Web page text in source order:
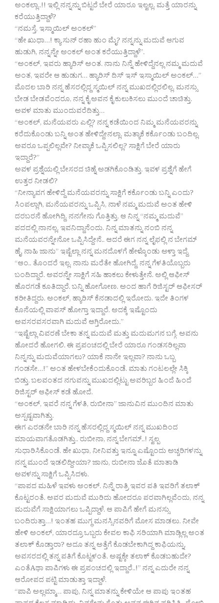
ಅಂಕಲ್ಲಾ..!! ಇಲ್ಲಿ ನನ್ನನ್ನು ಬಿಟ್ಟರೆ ಬೇರೆ ಯಾರೂ ಇಲ್ವಲ್ಲ. ಮತ್ತೆ ಯಾರನ್ನು
ಕರೆಯುತ್ತಿದ್ದಾಳೆ?
“ನಮಸ್ತೆ, ಇಸ್ಮಾಯಿಲ್ ಅಂಕಲ್”
“ಹೇ ಖುಧಾ…! ಕ್ಯಾ ಸುನ್ ರಹಾ ಹುಂ ಮೈ? ನನ್ನನ್ನು ಮದುವೆ ಆಗುವ
ಹುಡುಗಿ, ನನ್ನನ್ನೇ ಅಂಕಲ್ ಅಂತ ಕರೆಯುತ್ತಿದ್ದಾಳೆ”.
“ಅಂಕಲ್, ಇವರು ಹ್ಯಾರಿಸ್ ಅಂತ. ನಾನು ನಿನ್ನೆ ಹೇಳಿದ್ದೆನಲ್ಲ ನಮ್ಮ ಮದುವೆ
ಅಂತ, ಇವರೇ ಆ ಹುಡುಗ… ಹ್ಯಾರಿಸ್ ದಿಸ್ ಇಸ್ ಇಸ್ಮಾಯಿಲ್ ಅಂಕಲ್…”
ಮೊದಲ ಬಾರಿ ನನ್ನ ಹೆಸರಲ್ಲಿದ್ದ ಸ್ಮಯಿಲ್ ನನ್ನ ಮುಖದಲ್ಲಿರಲಿಲ್ಲ. ಮನಸ್ಸು
ಬೇಡ ಬೇಡವೆಂದರೂ, ನನ್ನ ಕೈ ಅವನ ಕೈ ಕುಲುಕಿಸಲು ಮುಂದೆ ಚಾಚಿತ್ತು.
ಅವಳ ಮಾತು ಮುಂದುವರೆದಿತ್ತು…
“ಅಂಕಲ್, ಮನೆಯವರು ಎಲ್ಲಿ? ನನ್ನ ಕಡೆಯಿಂದ ನಿಮ್ಮ ಮನೆಯವರನ್ನು
ಕರೆದುಕೊಂಡು ಬನ್ನಿ ಅಂತ ಹೇಳಿದ್ದೇನಲ್ಲಾ. ಮತ್ಯಾಕೆ ಕರ್ಕೊಂಡು ಬಂದಿಲ್ಲ.
ಅವರೂ ಒಪ್ಪಲಿಲ್ಲವೇ? ನೀವ್ಯಾಕೆ ಒಪ್ಪಿಸಲಿಲ್ಲ? ಸಾಕ್ಷಿಗೆ ಬೇರೆ ಯಾರು
ಇದ್ದಾರೆ?”
ಅವಳ ಪ್ರಶ್ನೆಯಲ್ಲಿ ಬೇಸರದ ಚಿಹ್ನೆ ಅಡಗಿಕೊಂಡಿತ್ತು. ಇವಳ ಪ್ರಶ್ನೆಗೆ ಹೇಗೆ
ಉತ್ತರ ನೀಡಲಿ?
“ನೀನ್ಯಾವಗ ಹೇಳಿದ್ದೆ ಮನೆಯವರನ್ನು ಸಾಕ್ಷಿಗೆ ಕರ್ಕೊಂಡು ಬನ್ನಿ ಎಂದು?
ಸಿಂಪಲ್ಲಾಗಿ, ಮನೆಯವರನ್ನು ಒಪ್ಪಿಸಿ, ನಾಳೆ ನಮ್ಮ ಮದುವೆ ಅಂತ ಹೇಳಿ
ದರಬರನೆ ಹೋಗಿದ್ದಿ. ನನಗೇನು ಗೊತ್ತಿತ್ತು, ಆ ನಿನ್ನ “ನಮ್ಮ ಮದುವೆ”
ಪದದಲ್ಲಿ ನಾನಲ್ಲ, ಇವನಿದ್ದಾನೆಂದು. ನಿನ್ನ ಮಾತನ್ನು ನಂಬಿ ನನ್ನ
ಮನೆಯವರನ್ನೇನೋ ಒಪ್ಪಿಸಿದ್ದೇನೆ.. ಆದರೆ ಈಗ ನನ್ನ ಲೈಫಲ್ಲಿ ನ ಬೇಗಮ್
ಹೈ, ನಾಹಿ ಜಾನು” ಇಷ್ಟೆಲ್ಲಾ ನನ್ನ ಮನದೊಳಗೆ ಹೇಳ್ಕೊಂಡು ಅಳ್ತಾ ಇದ್ದೆ.
“ಆಂ.. ತೊಂದರೆ ಇಲ್ಲ. ನಾನು ಮರೆತೇ ಹೋಗಿದ್ದೆ. ನನ್ನ ಗೆಳತಿಯೊಬ್ಬರು
ಬಂದಿದ್ದಾರೆ. ಅವರನ್ನೇ ಸಾಕ್ಷಿಗೆ ಸಹಿ ಹಾಕಲು ಕೇಳುತ್ತೇನೆ. ಅಲ್ಲಿ ಆಫೀಸ್
ಹೊರಗಡೆ ಕೂತಿದ್ದಾರೆ. ಬನ್ನಿ ಹೋಗೋಣ. ಅಂದ ಹಾಗೆ ರಿಜಿಸ್ಟರ್ ಆಫೀಸರ್
ಕರೀತಿದ್ದರು. ಅಂಕಲ್, ಹ್ಯಾರಿಸ್ ಕೆನಡಾದಲ್ಲಿ ಇರೋದು. ಇದೇ ತಿಂಗಳ
ಕೊನೆಯಲ್ಲಿ ವಾಪಸ್ ಹೋಗ್ತಾ ಇದ್ದಾರೆ. ಅದಕ್ಕೆ ಇಷ್ಟೊಂದು
ಅವಸರವಸರವಾಗಿ ಮದುವೆ ಆಗ್ತಿರೋದು.”
“ಇಷ್ಟೆಲ್ಲಾ ವಿವರಣೆ ಬೇಕಾ ತನ್ನ ಮದುವೆ ಮತ್ತು ಮದುಮಗನ ಬಗ್ಗೆ. ಅವನು
ಹೋದರೆ ಹೋಗಲಿ. ಈ ಪ್ರಪಂಚದಲ್ಲಿ ಬೇರೆ ಯಾರೂ ಗಂಡಸರಿಲ್ಲವಾ
ನಿನ್ನನ್ನು ಮದುವೆಯಾಗಲು? ಯಾಕೆ ನಾನೇ ಇಲ್ಲವಾ? ನಾನು ಒಬ್ಬ
ಗಂಡಸೇ…!” ಅಂತ ಹೇಳಬೇಕೆಂದುಕೊಂಡೆ. ಮಾತು ಗಂಟಲಲ್ಲೇ ಸಿಕ್ಕಿ
ಬಿಡ್ತು. ಬಲವಂತದ ನಗುವನ್ನು ಮುಖದಲ್ಲಿಟ್ಟು ಅವರಿಬ್ಬರ ಹಿಂದೆ ಹಿಂದೆ
ರಿಜಿಸ್ಟರ್ ಆಫೀಸ್ ಕಡೆ ಹೋದೆ.
“ಅಂಕಲ್, ಇವರೆ ನನ್ನ ಗೆಳತಿ, ರುಬೀನಾ” ಜಾನುವಿನ ಮುಂದಿನ ಮಾತು
ಅಸ್ಪಷ್ಟವಾಗಿತ್ತು.
ಈಗ ಎರಡನೇ ಬಾರಿ ನನ್ನ ಹೆಸರಲ್ಲಿದ್ದ ಸ್ಮಯಿಲ್ ನನ್ನ ಮುಖದಿಂದ
ಮಾಯವಾಗತೊಡಗಿತ್ತು.. ರುಬೀನಾ, ನನ್ನ ಬೇಗಮ್..! ಸ್ವಲ್ಪ
ಸುಧಾರಿಸಿಕೊಂಡೆ. ಹೇ ಖುಧಾ, ನೀನಿವತ್ತು ಇನ್ನೂ ಎಷ್ಟೊಂದು ಅಚ್ಚರಿಗಳನ್ನು
ನನ್ನ ಮುಂದೆ ಇಡಲಿದ್ದೀಯಾ? ಜಾನು, ರುಬೀನಾ ಜೊತೆ ಮಾತಾಡಿ
ಅವಳನ್ನು ಸಾಕ್ಷಿಗೆ ಒಪ್ಪಿಸಿದಳು.
“ಪಾಪದ ಮಹಿಳೆ ಇವಳು ಅಂಕಲ್. ನಿನ್ನೆ ರಾತ್ರಿ ಇವರ ಪತಿ ಇವರಿಗೆ ತಲಾಕ್
ಕೊಟ್ಟರಂತೆ. ಅವರ ಮದುವೆ ಮುರಿದು ಹೋದರೂ ಪರವಾಗಿಲ್ಲವೆಂದು, ನನ್ನ
ಮದುವೆಗೆ ಸಾಕ್ಷಿಯಾಗಲು ಒಪ್ಪಿದ್ದಾಳೆ. ಆ ಪಾಪಿಗೆ ಹೇಗೆ ಮನಸ್ಸು
ಬಂದಿರುತ್ತಾ…! ಇಂತಹ ಮುಗ್ಧ ಮನಸ್ಸಿನವರಿಗೆ ಮೋಸ ಮಾಡಲು. ನೀವೇ
ಹೇಳಿ ಅಂಕಲ್, ಯಾರದ್ರೂ ಒಬ್ಬರು ಕೇವಲ ಕಾಫಿ ಸರಿಯಾಗಿ ಮಾಡ್ಲಿಲ್ಲ ಅಂತ
ತಲಾಕ್ ಕೊಡ್ತಾರಾ? ಅದೂ ತನ್ನ ಅತ್ತೆಗೆ ಕೊಡಬೇಕಾಗಿದ್ದ ಕಾಫಿಯನ್ನು,
ಅವಸರದಲ್ಲಿ ತನ್ನ ಪತಿಗೆ ಕೊಟ್ಟಳಂತೆ. ಅಷ್ಟಕ್ಕೇ ತಲಾಕ್ ಕೊಡಬಹುದೇ?
ಎಂತೆAಥಾ ಪಾಪಿಗಳು ಈ ಪ್ರಪಂಚದಲ್ಲಿ ಇದ್ದಾರೆ..!” ನನ್ನ ಎದುರೇ ನನ್ನ
ಆರೋಪದ ಪಟ್ಟಿ ಮಾಡುತ್ತಾ ಇದ್ದಾಳೆ.
“ಪಾಪಿ ಅಲ್ಲಮ್ಮಾ… ಪಾಪು, ನಿನ್ನ ಮಾತನ್ನು ಕೇಳಿಯೇ ಆ ಪಾಪು ಇಂತಹ